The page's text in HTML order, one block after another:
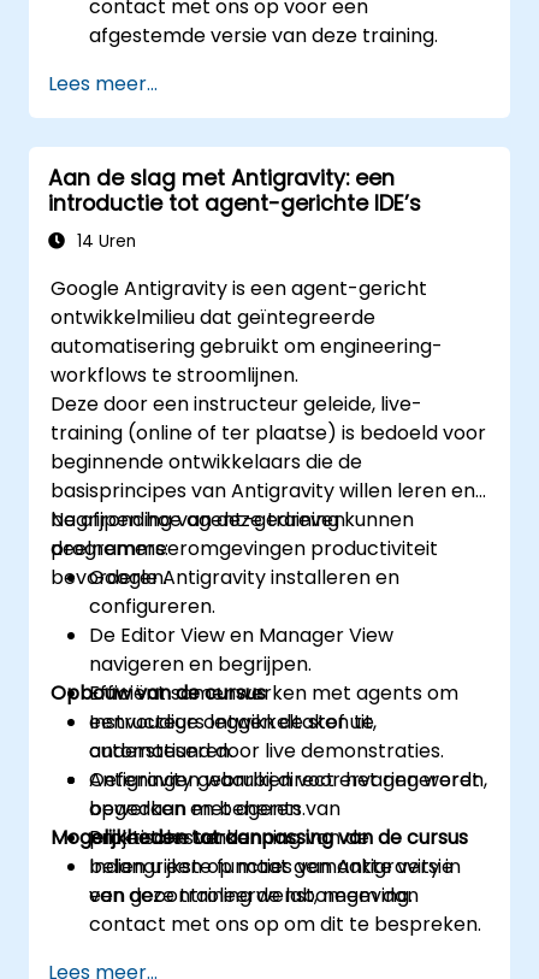
contact met ons op voor een
afgestemde versie van deze training.
Lees meer...
Aan de slag met Antigravity: een
introductie tot agent-gerichte IDE’s
14 Uren
Google Antigravity is een agent-gericht
ontwikkelmilieu dat geïntegreerde
automatisering gebruikt om engineering-
workflows te stroomlijnen.
Deze door een instructeur geleide, live-
training (online of ter plaatse) is bedoeld voor
beginnende ontwikkelaars die de
basisprincipes van Antigravity willen leren en
begrijpen hoe agent-gedreven
programmeeromgevingen productiviteit
bevorderen.
Na afronding van deze training kunnen
deelnemers:
Google Antigravity installeren en
configureren.
De Editor View en Manager View
navigeren en begrijpen.
Efficiënt samenwerken met agents om
eenvoudige ontwikkeltaken te
automatiseren.
Antigravity gebruiken voor het genereren,
bewerken en beheren van
projectbestanden.
Opbouw van de cursus
Instructeurs leggen de stof uit,
ondersteund door live demonstraties.
Oefeningen waarbij direct ervaring wordt
opgedaan met agents.
Praktische verkenning van de
belangrijkste functies van Antigravity in
een gecontroleerde labomgeving.
Mogelijkheden tot aanpassing van de cursus
Indien u een op maat gemaakte versie
van deze training wenst, neem dan
contact met ons op om dit te bespreken.
Lees meer...